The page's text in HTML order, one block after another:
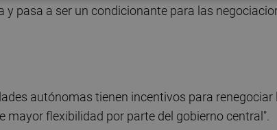
pasa a ser un condicionante para las
autónomas tienen incentivos para renegociar
mayor flexibilidad por parte del gobierno central".